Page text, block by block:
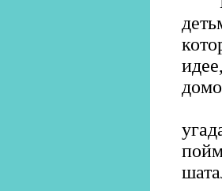
Но